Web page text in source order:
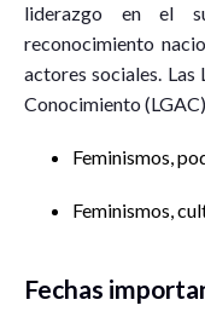
liderazgo en el
reconocimiento
actores sociales. Las
Conocimiento
Feminismos,
Feminismos,
Fechas